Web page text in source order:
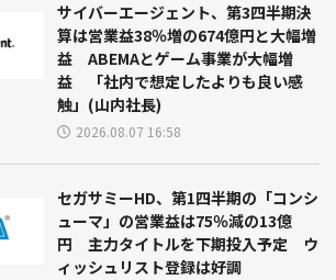
サイバーエージェント、第3四半期決
算は営業益38％増の674億円と大幅増
益 ABEMAとゲーム事業が大幅増
益 「社内で想定したよりも良い感
触」(山内社長)
2026.08.07 16:58
セガサミーHD、第1四半期の「コンシ
ューマ」の営業益は75％減の13億
円 主力タイトルを下期投入予定 ウ
ィッシュリスト登録は好調